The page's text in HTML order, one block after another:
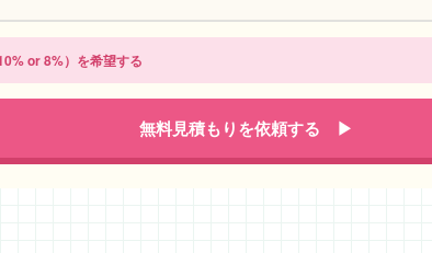
or 8%）を希望する
無料見積もりを依頼する ▶